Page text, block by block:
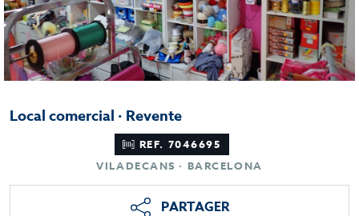
Local comercial · Revente
REF. 7046695
VILADECANS · BARCELONA
PARTAGER